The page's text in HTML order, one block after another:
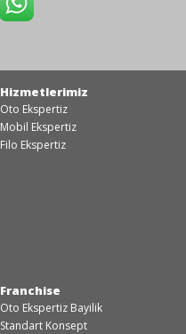
Hizmetlerimiz
Oto Ekspertiz
Mobil Ekspertiz
Filo Ekspertiz
Franchise
Oto Ekspertiz Bayilik
Standart Konsept